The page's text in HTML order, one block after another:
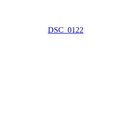
DSC_0122